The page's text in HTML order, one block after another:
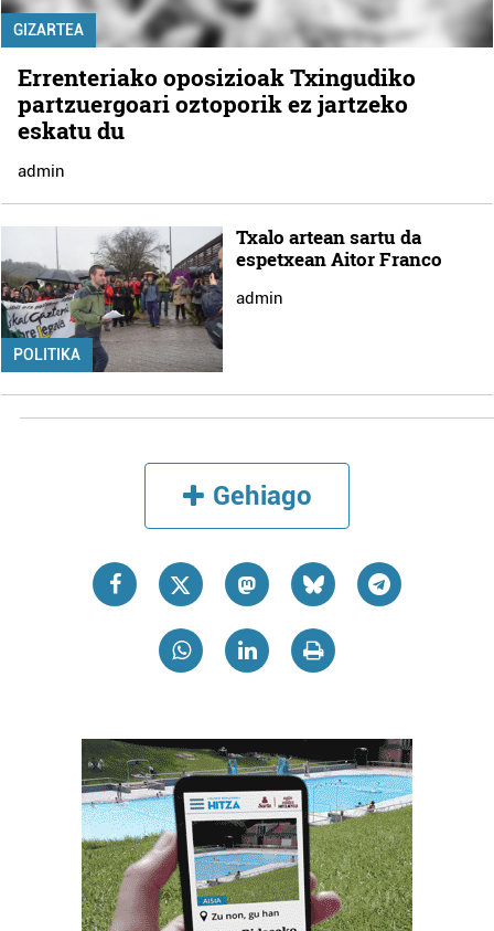
GIZARTEA
Errenteriako oposizioak Txingudiko
partzuergoari oztoporik ez jartzeko
eskatu du
admin
POLITIKA
Txalo artean sartu da
espetxean Aitor Franco
admin
Gehiago